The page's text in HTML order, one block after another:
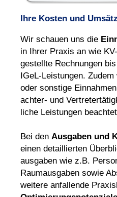
Ihre Kosten und
Wir schauen uns die Ein
in Ihrer Praxis an wie
gestellte Rechnungen
IGeL-Leistungen. Zudem
oder sonstige Ein
achter- und Vertretertätig
liche Leistungen
Bei den Ausgaben und
einen detaillierten Über
ausgaben wie z.B.
Raumausgaben sowie
weitere anfallende Praxis